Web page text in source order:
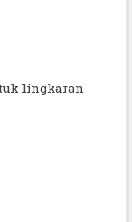
lingkaran